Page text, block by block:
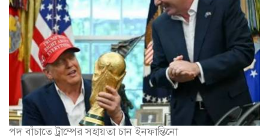
পদ বাঁচাতে ট্রাম্পের সহায়তা চান ইনফান্তিনো